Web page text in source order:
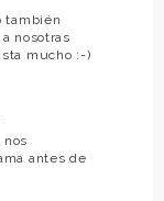
también
nosotras
mucho :-)
nos
antes de